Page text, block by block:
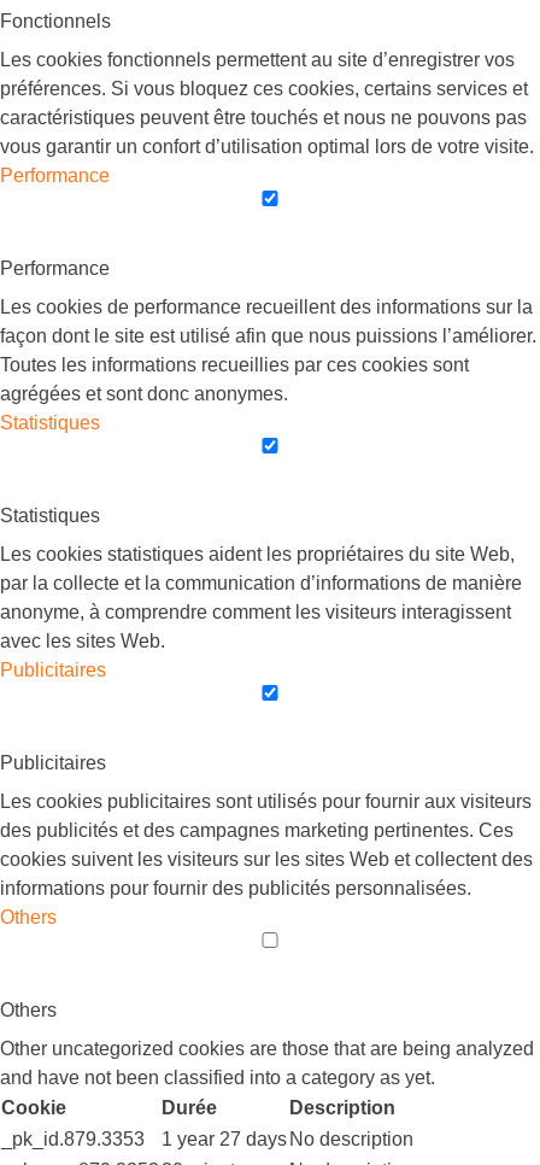
Fonctionnels
Les cookies fonctionnels permettent au site d’enregistrer vos
préférences. Si vous bloquez ces cookies, certains services et
caractéristiques peuvent être touchés et nous ne pouvons pas
vous garantir un confort d’utilisation optimal lors de votre visite.
Performance
Performance
Les cookies de performance recueillent des informations sur la
façon dont le site est utilisé afin que nous puissions l’améliorer.
Toutes les informations recueillies par ces cookies sont
agrégées et sont donc anonymes.
Statistiques
Statistiques
Les cookies statistiques aident les propriétaires du site Web,
par la collecte et la communication d’informations de manière
anonyme, à comprendre comment les visiteurs interagissent
avec les sites Web.
Publicitaires
Publicitaires
Les cookies publicitaires sont utilisés pour fournir aux visiteurs
des publicités et des campagnes marketing pertinentes. Ces
cookies suivent les visiteurs sur les sites Web et collectent des
informations pour fournir des publicités personnalisées.
Others
Others
Other uncategorized cookies are those that are being analyzed
and have not been classified into a category as yet.
Cookie
Durée
Description
_pk_id.879.3353
1 year 27 days No description